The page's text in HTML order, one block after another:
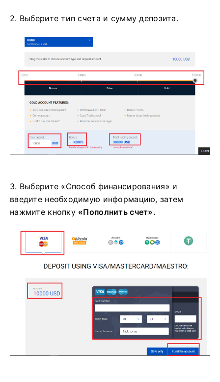
2. Выберите тип счета и сумму депозита.
3. Выберите «Способ финансирования» и
введите необходимую информацию, затем
нажмите кнопку «Пополнить счет».